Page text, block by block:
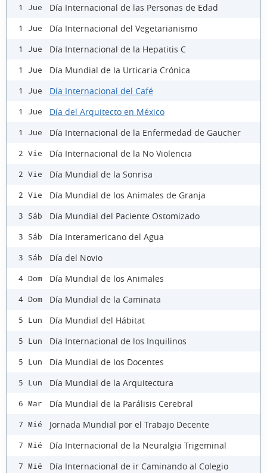
1 Jue Día Internacional de las Personas de Edad
1 Jue Día Internacional del Vegetarianismo
1 Jue Día Internacional de la Hepatitis C
1 Jue Día Mundial de la Urticaria Crónica
1 Jue Día Internacional del Café
1 Jue Día del Arquitecto en México
1 Jue Día Internacional de la Enfermedad de Gaucher
2 Vie Día Internacional de la No Violencia
2 Vie Día Mundial de la Sonrisa
2 Vie Día Mundial de los Animales de Granja
3 Sáb Día Mundial del Paciente Ostomizado
3 Sáb Día Interamericano del Agua
3 Sáb Día del Novio
4 Dom Día Mundial de los Animales
4 Dom Día Mundial de la Caminata
5 Lun Día Mundial del Hábitat
5 Lun Día Internacional de los Inquilinos
5 Lun Día Mundial de los Docentes
5 Lun Día Mundial de la Arquitectura
6 Mar Día Mundial de la Parálisis Cerebral
7 Mié Jornada Mundial por el Trabajo Decente
7 Mié Día Internacional de la Neuralgia Trigeminal
7 Mié Día Internacional de ir Caminando al Colegio